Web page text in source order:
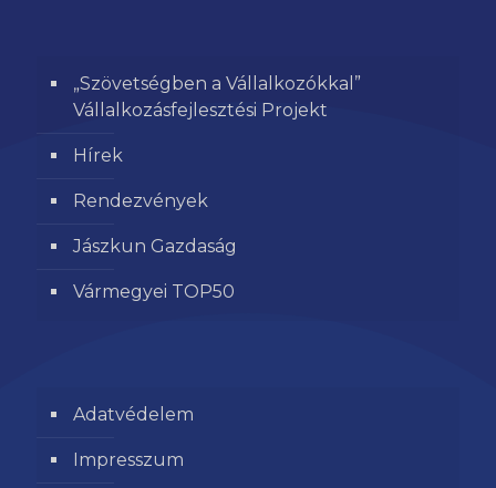
„Szövetségben a Vállalkozókkal”
Vállalkozásfejlesztési Projekt
Hírek
Rendezvények
Jászkun Gazdaság
Vármegyei TOP50
Adatvédelem
Impresszum